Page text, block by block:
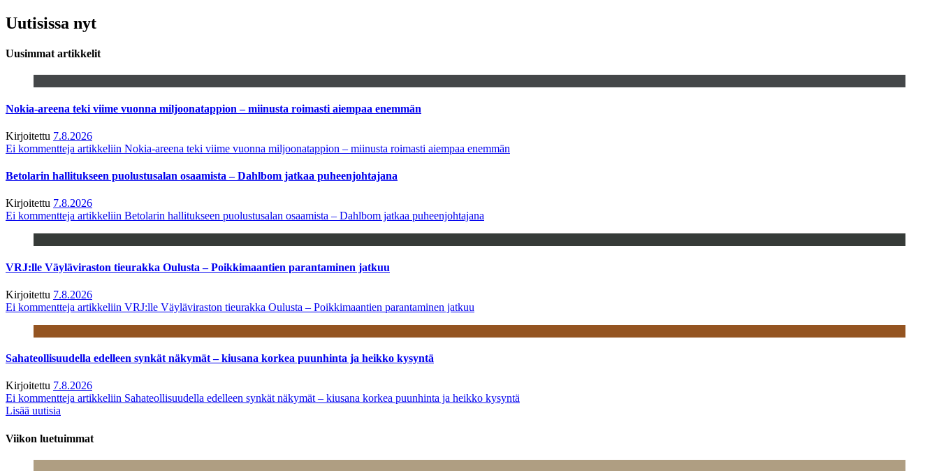
Uutisissa nyt
Uusimmat artikkelit
Nokia-areena teki viime vuonna miljoonatappion – miinusta roimasti aiempaa enemmän
Kirjoitettu 7.8.2026
Ei kommentteja artikkeliin Nokia-areena teki viime vuonna miljoonatappion – miinusta roimasti aiempaa enemmän
Betolarin hallitukseen puolustusalan osaamista – Dahlbom jatkaa puheenjohtajana
Kirjoitettu 7.8.2026
Ei kommentteja artikkeliin Betolarin hallitukseen puolustusalan osaamista – Dahlbom jatkaa puheenjohtajana
VRJ:lle Väyläviraston tieurakka Oulusta – Poikkimaantien parantaminen jatkuu
Kirjoitettu 7.8.2026
Ei kommentteja artikkeliin VRJ:lle Väyläviraston tieurakka Oulusta – Poikkimaantien parantaminen jatkuu
Sahateollisuudella edelleen synkät näkymät – kiusana korkea puunhinta ja heikko kysyntä
Kirjoitettu 7.8.2026
Ei kommentteja artikkeliin Sahateollisuudella edelleen synkät näkymät – kiusana korkea puunhinta ja heikko kysyntä
Lisää uutisia
Viikon luetuimmat